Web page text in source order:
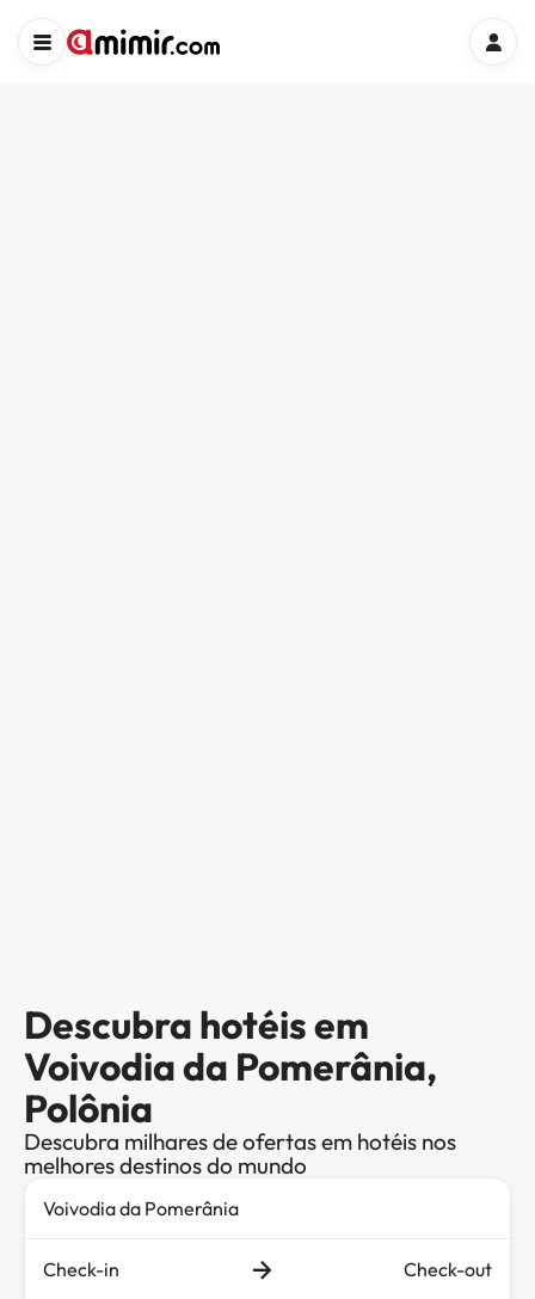
Descubra hotéis em
Voivodia da Pomerânia,
Polônia
Descubra milhares de ofertas em hotéis nos
melhores destinos do mundo
Check-in Check-out